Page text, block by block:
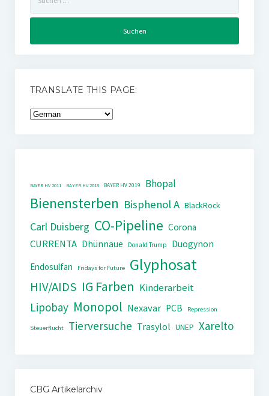
nach:
TRANSLATE THIS PAGE:
BAYER HV 2011 BAYER HV 2018 BAYER HV 2019 Bhopal
Bienensterben Bisphenol A BlackRock
Carl Duisberg CO-Pipeline Corona
CURRENTA Dhünnaue Donald Trump
Duogynon
Endosulfan
Fridays for Future Glyphosat
HIV/AIDS IG Farben Kinderarbeit
Lipobay Monopol Nexavar PCB Repression
Steuerflucht Tierversuche Trasylol UNEP Xarelto
CBG Artikelarchiv